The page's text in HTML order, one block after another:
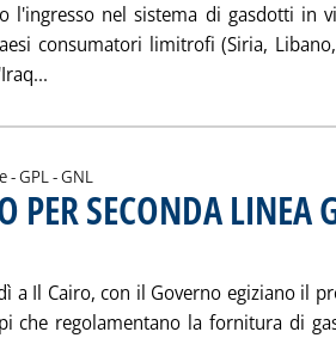
l'ingresso nel sistema di gasdotti in
consumatori limitrofi (Siria,
- GPL - GNL
PER SECONDA LINEA
a Il Cairo, con il Governo egiziano il
che regolamentano la fornitura di